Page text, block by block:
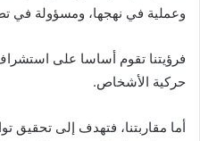
وعملية في نهجها، ومسؤولة في
فرؤيتنا تقوم أساسا على
حركية الأشخاص.
أما مقاربتنا، فتهدف إلى تحقيق